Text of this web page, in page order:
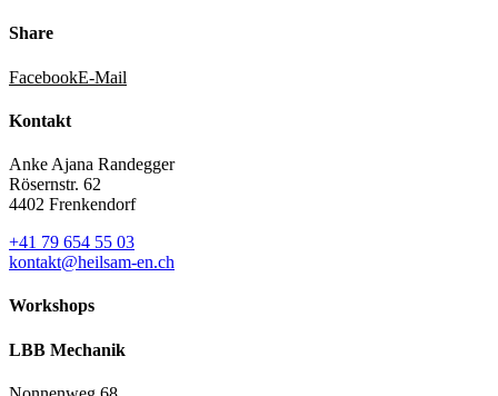
Share
FacebookE-Mail
Kontakt
Anke Ajana Randegger
Rösernstr. 62
4402 Frenkendorf
+41 79 654 55 03
kontakt@heilsam-en.ch
Workshops
LBB Mechanik